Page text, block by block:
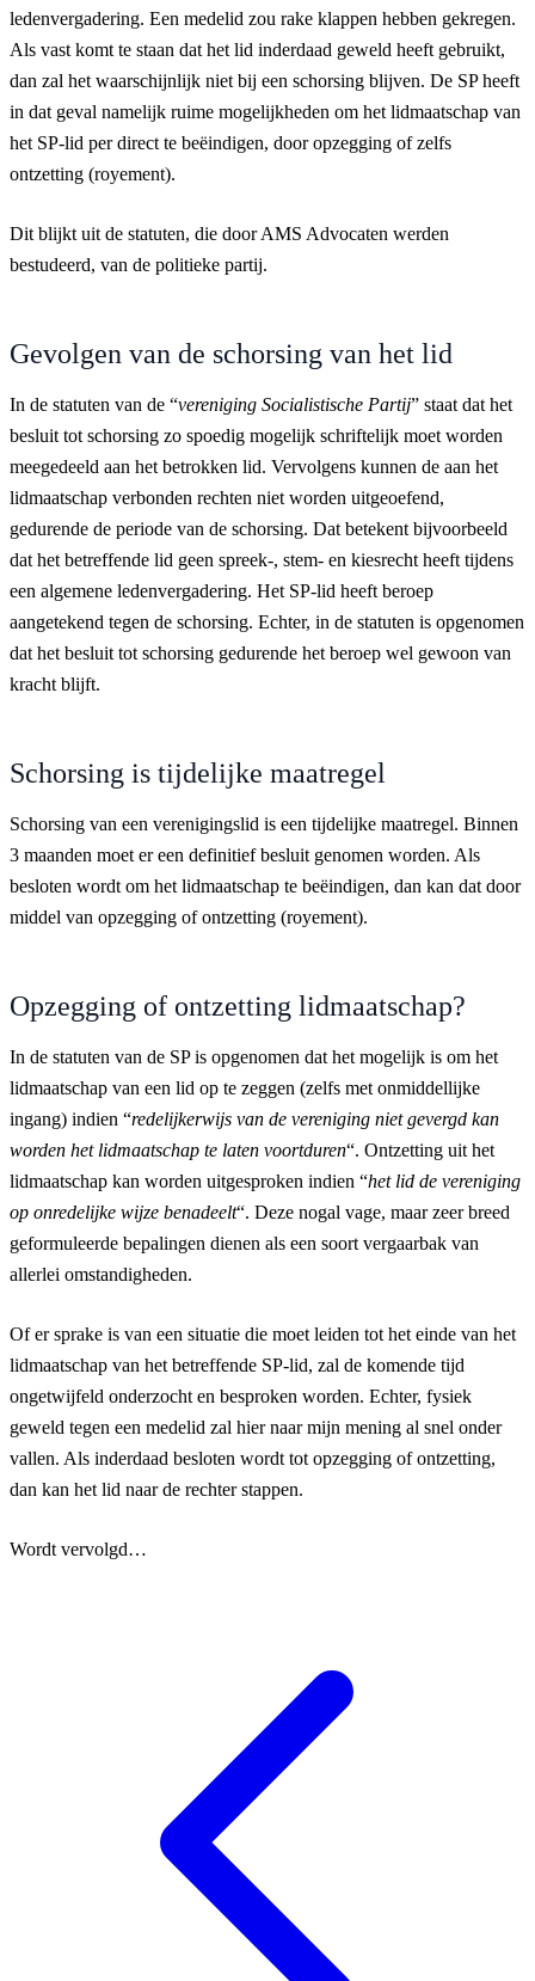
ledenvergadering. Een medelid zou rake klappen hebben gekregen.
Als vast komt te staan dat het lid inderdaad geweld heeft gebruikt,
dan zal het waarschijnlijk niet bij een schorsing blijven. De SP heeft
in dat geval namelijk ruime mogelijkheden om het lidmaatschap van
het SP-lid per direct te beëindigen, door opzegging of zelfs
ontzetting (royement).
Dit blijkt uit de statuten, die door AMS Advocaten werden
bestudeerd, van de politieke partij.
Gevolgen van de schorsing van het lid
In de statuten van de “vereniging Socialistische Partij” staat dat het
besluit tot schorsing zo spoedig mogelijk schriftelijk moet worden
meegedeeld aan het betrokken lid. Vervolgens kunnen de aan het
lidmaatschap verbonden rechten niet worden uitgeoefend,
gedurende de periode van de schorsing. Dat betekent bijvoorbeeld
dat het betreffende lid geen spreek-, stem- en kiesrecht heeft tijdens
een algemene ledenvergadering. Het SP-lid heeft beroep
aangetekend tegen de schorsing. Echter, in de statuten is opgenomen
dat het besluit tot schorsing gedurende het beroep wel gewoon van
kracht blijft.
Schorsing is tijdelijke maatregel
Schorsing van een verenigingslid is een tijdelijke maatregel. Binnen
3 maanden moet er een definitief besluit genomen worden. Als
besloten wordt om het lidmaatschap te beëindigen, dan kan dat door
middel van opzegging of ontzetting (royement).
Opzegging of ontzetting lidmaatschap?
In de statuten van de SP is opgenomen dat het mogelijk is om het
lidmaatschap van een lid op te zeggen (zelfs met onmiddellijke
ingang) indien “redelijkerwijs van de vereniging niet gevergd kan
worden het lidmaatschap te laten voortduren“. Ontzetting uit het
lidmaatschap kan worden uitgesproken indien “het lid de vereniging
op onredelijke wijze benadeelt“. Deze nogal vage, maar zeer breed
geformuleerde bepalingen dienen als een soort vergaarbak van
allerlei omstandigheden.
Of er sprake is van een situatie die moet leiden tot het einde van het
lidmaatschap van het betreffende SP-lid, zal de komende tijd
ongetwijfeld onderzocht en besproken worden. Echter, fysiek
geweld tegen een medelid zal hier naar mijn mening al snel onder
vallen. Als inderdaad besloten wordt tot opzegging of ontzetting,
dan kan het lid naar de rechter stappen.
Wordt vervolgd…